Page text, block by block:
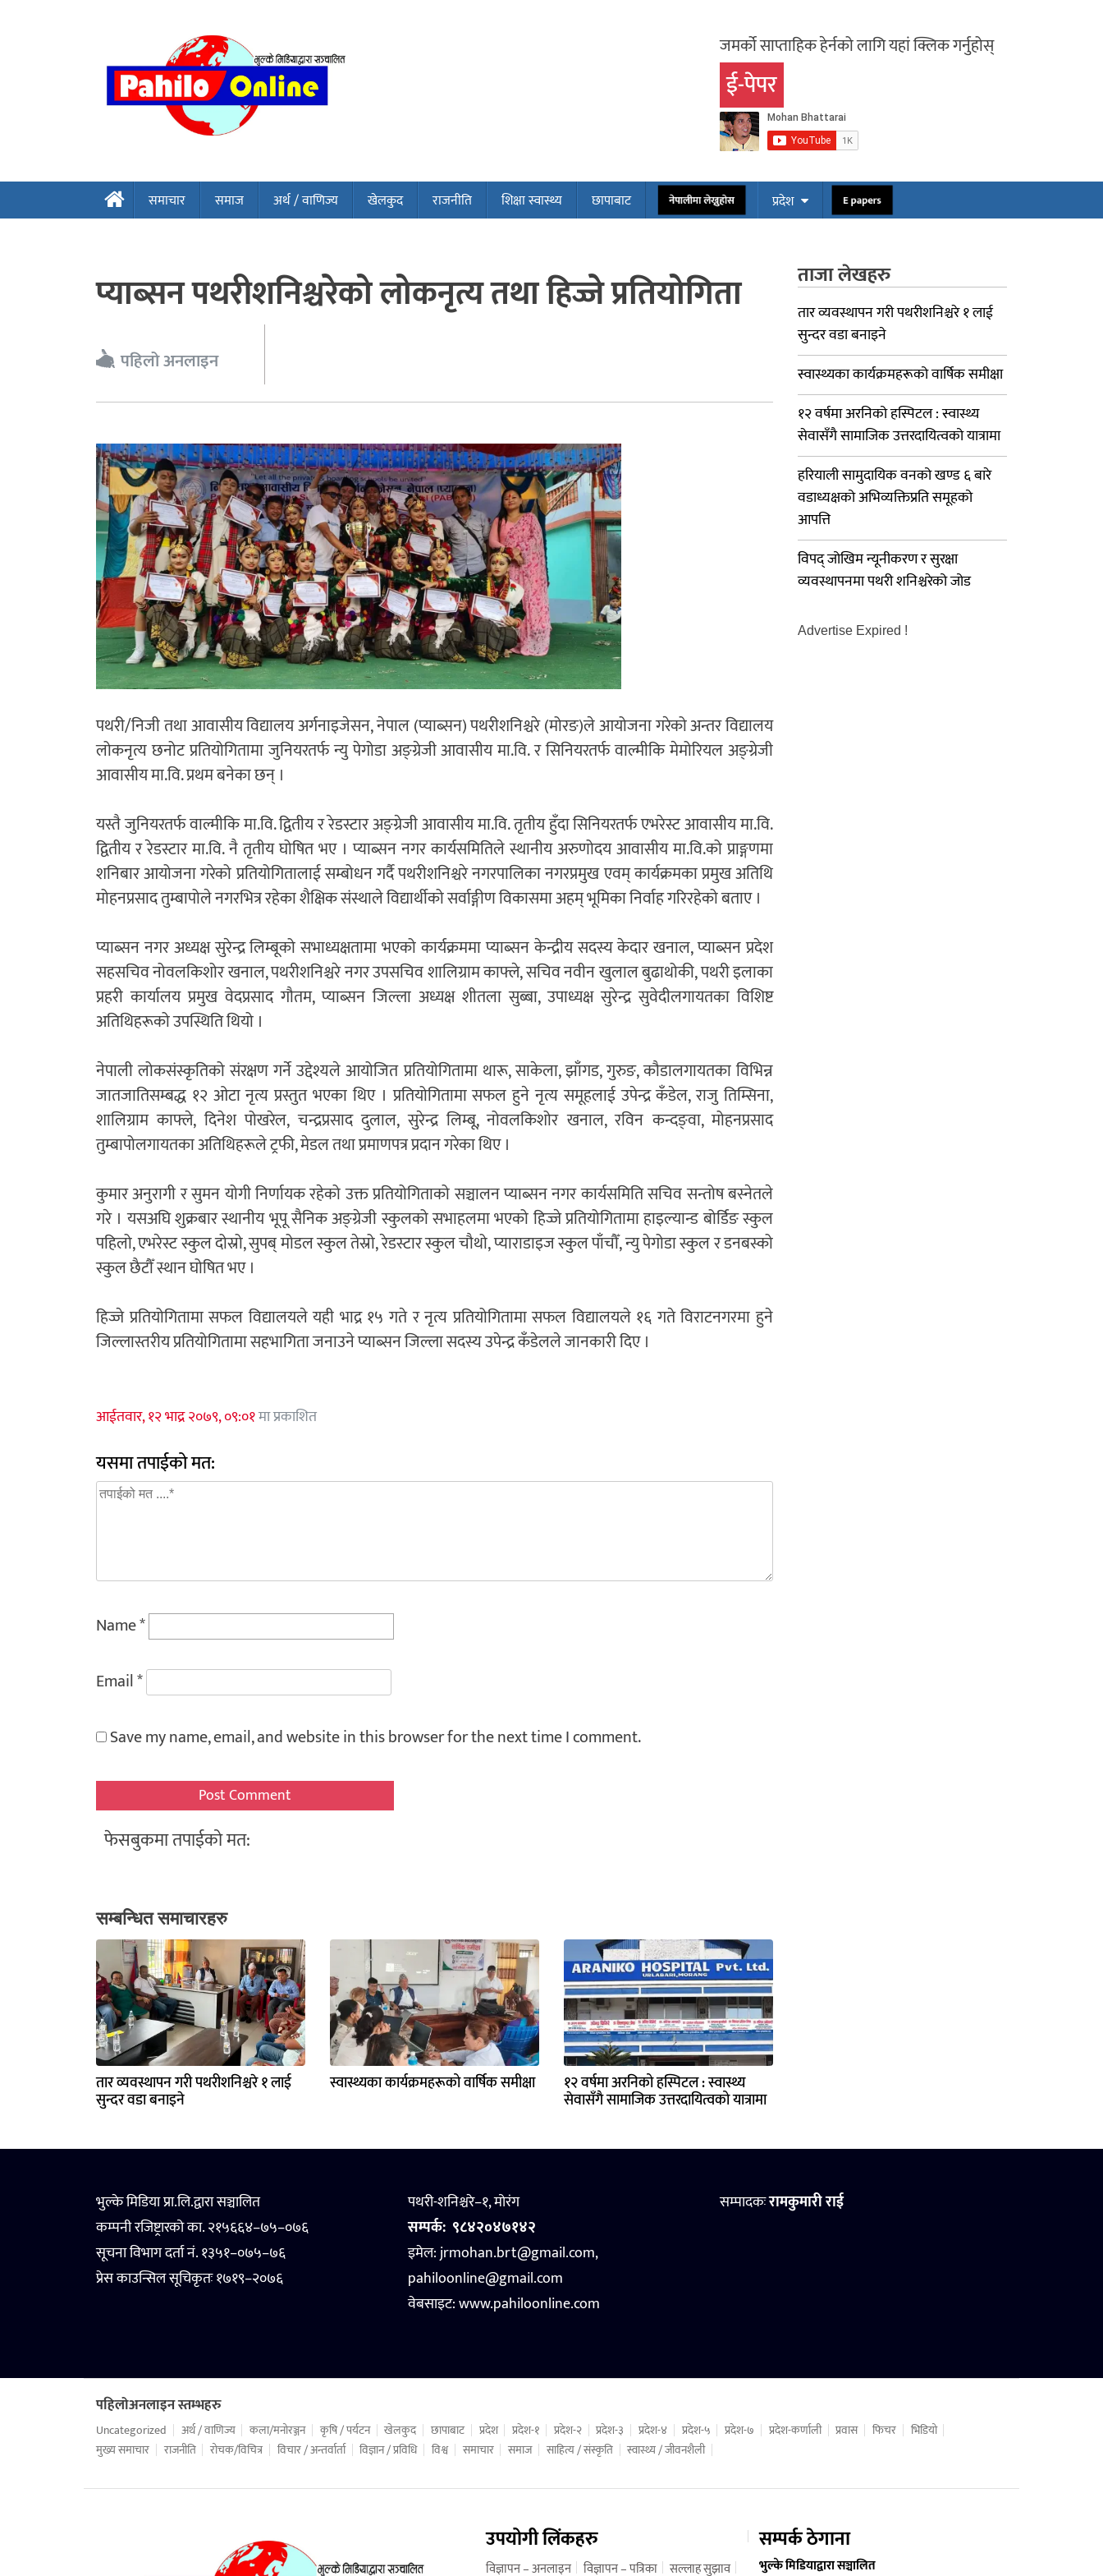
जमर्को साप्ताहिक हेर्नको लागि यहां क्लिक गर्नुहोस्
ई-पेपर
समाचार समाज अर्थ / वाणिज्य खेलकुद राजनीति शिक्षा स्वास्थ्य छापाबाट नेपालीमा लेख्नुहोस प्रदेश E papers
प्याब्सन पथरीशनिश्चरेको लोकनृत्य तथा हिज्जे प्रतियोगिता
पहिलो अनलाइन
पथरी/निजी तथा आवासीय विद्यालय अर्गनाइजेसन, नेपाल (प्याब्सन) पथरीशनिश्चरे (मोरङ)ले आयोजना गरेको अन्तर विद्यालय
लोकनृत्य छनोट प्रतियोगितामा जुनियरतर्फ न्यु पेगोडा अङ्ग्रेजी आवासीय मा.वि. र सिनियरतर्फ वाल्मीकि मेमोरियल अङ्ग्रेजी
आवासीय मा.वि. प्रथम बनेका छन् ।
यस्तै जुनियरतर्फ वाल्मीकि मा.वि. द्वितीय र रेडस्टार अङ्ग्रेजी आवासीय मा.वि. तृतीय हुँदा सिनियरतर्फ एभरेस्ट आवासीय मा.वि.
द्वितीय र रेडस्टार मा.वि. नै तृतीय घोषित भए । प्याब्सन नगर कार्यसमितिले स्थानीय अरुणोदय आवासीय मा.वि.को प्राङ्गणमा
शनिबार आयोजना गरेको प्रतियोगितालाई सम्बोधन गर्दै पथरीशनिश्चरे नगरपालिका नगरप्रमुख एवम् कार्यक्रमका प्रमुख अतिथि
मोहनप्रसाद तुम्बापोले नगरभित्र रहेका शैक्षिक संस्थाले विद्यार्थीको सर्वाङ्गीण विकासमा अहम् भूमिका निर्वाह गरिरहेको बताए ।
प्याब्सन नगर अध्यक्ष सुरेन्द्र लिम्बूको सभाध्यक्षतामा भएको कार्यक्रममा प्याब्सन केन्द्रीय सदस्य केदार खनाल, प्याब्सन प्रदेश
सहसचिव नोवलकिशोर खनाल, पथरीशनिश्चरे नगर उपसचिव शालिग्राम काफ्ले, सचिव नवीन खुलाल बुढाथोकी, पथरी इलाका
प्रहरी कार्यालय प्रमुख वेदप्रसाद गौतम, प्याब्सन जिल्ला अध्यक्ष शीतला सुब्बा, उपाध्यक्ष सुरेन्द्र सुवेदीलगायतका विशिष्ट
अतिथिहरूको उपस्थिति थियो ।
नेपाली लोकसंस्कृतिको संरक्षण गर्ने उद्देश्यले आयोजित प्रतियोगितामा थारू, साकेला, झाँगड, गुरुङ, कौडालगायतका विभिन्न
जातजातिसम्बद्ध १२ ओटा नृत्य प्रस्तुत भएका थिए । प्रतियोगितामा सफल हुने नृत्य समूहलाई उपेन्द्र कँडेल, राजु तिम्सिना,
शालिग्राम काफ्ले, दिनेश पोखरेल, चन्द्रप्रसाद दुलाल, सुरेन्द्र लिम्बू, नोवलकिशोर खनाल, रविन कन्दङ्वा, मोहनप्रसाद
तुम्बापोलगायतका अतिथिहरूले ट्रफी, मेडल तथा प्रमाणपत्र प्रदान गरेका थिए ।
कुमार अनुरागी र सुमन योगी निर्णायक रहेको उक्त प्रतियोगिताको सञ्चालन प्याब्सन नगर कार्यसमिति सचिव सन्तोष बस्नेतले
गरे । यसअघि शुक्रबार स्थानीय भूपू सैनिक अङ्ग्रेजी स्कुलको सभाहलमा भएको हिज्जे प्रतियोगितामा हाइल्यान्ड बोर्डिङ स्कुल
पहिलो, एभरेस्ट स्कुल दोस्रो, सुपब् मोडल स्कुल तेस्रो, रेडस्टार स्कुल चौथो, प्याराडाइज स्कुल पाँचौँ, न्यु पेगोडा स्कुल र डनबस्को
स्कुल छैटौँ स्थान घोषित भए ।
हिज्जे प्रतियोगितामा सफल विद्यालयले यही भाद्र १५ गते र नृत्य प्रतियोगितामा सफल विद्यालयले १६ गते विराटनगरमा हुने
जिल्लास्तरीय प्रतियोगितामा सहभागिता जनाउने प्याब्सन जिल्ला सदस्य उपेन्द्र कँडेलले जानकारी दिए ।
आईतवार, १२ भाद्र २०७९, ०९:०१मा प्रकाशित
यसमा तपाईको मत:
Name*
Email*
Save my name, email, and website in this browser for the next time I comment.
फेसबुकमा तपाईको मत:
सम्बन्धित समाचारहरु
तार व्यवस्थापन गरी पथरीशनिश्चरे १ लाई
सुन्दर वडा बनाइने
स्वास्थ्यका कार्यक्रमहरूको वार्षिक समीक्षा १२ वर्षमा अरनिको हस्पिटल : स्वास्थ्य
सेवासँगै सामाजिक उत्तरदायित्वको यात्रामा
ताजा लेखहरु
तार व्यवस्थापन गरी पथरीशनिश्चरे १ लाई
सुन्दर वडा बनाइने
स्वास्थ्यका कार्यक्रमहरूको वार्षिक समीक्षा
१२ वर्षमा अरनिको हस्पिटल : स्वास्थ्य
सेवासँगै सामाजिक उत्तरदायित्वको यात्रामा
हरियाली सामुदायिक वनको खण्ड ६ बारे
वडाध्यक्षको अभिव्यक्तिप्रति समूहको
आपत्ति
विपद् जोखिम न्यूनीकरण र सुरक्षा
व्यवस्थापनमा पथरी शनिश्चरेको जोड
Advertise Expired !
भुल्के मिडिया प्रा.लि.द्वारा सञ्चालित
कम्पनी रजिष्ट्रारको का. २१५६६४–७५–०७६
सूचना विभाग दर्ता नं. १३५१–०७५–७६
प्रेस काउन्सिल सूचिकृतः १७१९–२०७६
पथरी-शनिश्चरे–१, मोरंग
सम्पर्क: ९८४२०४७१४२
इमेल: jrmohan.brt@gmail.com,
pahiloonline@gmail.com
वेबसाइट:www.pahiloonline.com
सम्पादकःरामकुमारी राई
पहिलोअनलाइन स्तम्भहरु
Uncategorized अर्थ / वाणिज्य कला/मनोरञ्जन कृषि / पर्यटन खेलकुद छापाबाट प्रदेश प्रदेश-१ प्रदेश-२ प्रदेश-३ प्रदेश-४ प्रदेश-५ प्रदेश-७ प्रदेश-कर्णाली प्रवास फिचर
भिडियो
मुख्य समाचार
राजनीति रोचक/विचित्र विचार / अन्तर्वार्ता विज्ञान / प्रविधि विश्व समाचार समाज साहित्य / संस्कृति स्वास्थ्य / जीवनशैली
उपयोगी लिंकहरु
विज्ञापन – अनलाइन विज्ञापन – पत्रिका सल्लाह सुझाव
सम्पर्क ठेगाना
भुल्के मिडियाद्वारा सञ्चालित